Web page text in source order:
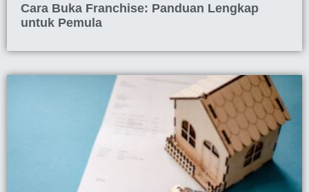
Cara Buka Franchise: Panduan Lengkap
untuk Pemula